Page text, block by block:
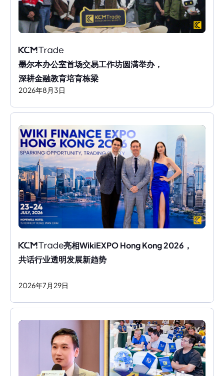
墨尔本办公室首场交易工作坊圆满举办，
深耕金融教育培育栋梁
2026年8 月 3日
亮相WikiEXPO Hong Kong 2026，
共话行业透明发展新趋势
2026年7 月 29日